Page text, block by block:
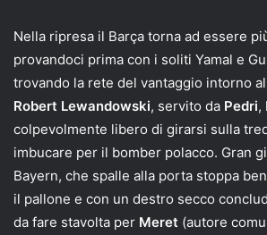
Nella ripresa il Barça torna ad essere
provandoci prima con i soliti Yamal e
trovando la rete del vantaggio intorno
Robert Lewandowski, servito da Pedri,
colpevolmente libero di girarsi sulla
imbucare per il bomber polacco. Gran
Bayern, che spalle alla porta stoppa
il pallone e con un destro secco
da fare stavolta per Meret (autore